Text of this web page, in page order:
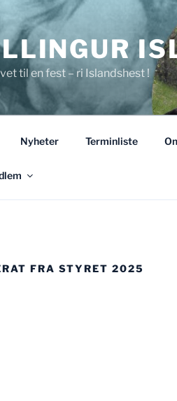
til en fest – ri Islandshest !
Nyheter Terminliste
FRA STYRET 2025